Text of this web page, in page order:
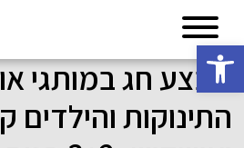
פתח סרגל נגישות
מבצע חג במותגי
התינוקות והילדים